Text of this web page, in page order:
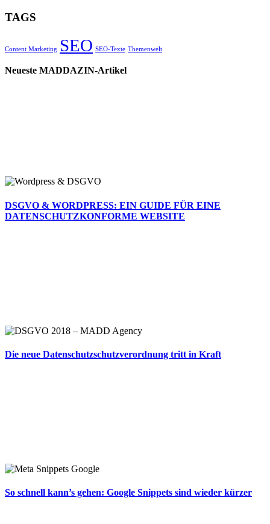
TAGS
Content Marketing SEO SEO-Texte Themenwelt
Neueste MADDAZIN-Artikel
DSGVO & WORDPRESS: EIN GUIDE FÜR EINE
DATENSCHUTZKONFORME WEBSITE
Die neue Datenschutzschutzverordnung tritt in Kraft
So schnell kann’s gehen: Google Snippets sind wieder kürzer